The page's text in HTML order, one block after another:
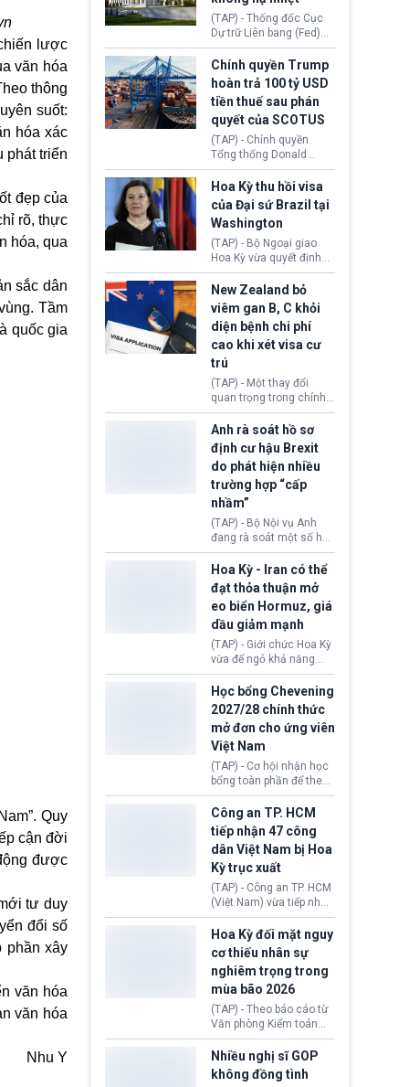
lược
văn hóa
thông
suốt:
hóa xác
phát triển
đẹp của
rõ, thực
hóa, qua
sắc dân
Tầm
quốc gia
Quy
cận đời
được
tư duy
đổi số
phần xây
văn hóa
văn hóa
Nhu Y
Nguyên nhân vì đơn vị
này bị cáo buộc có nhiều
sai sót nghiêm trọng, vi
phạm quy định về an
toàn y tế.
(TAP) - Thống đốc Cục
Dự trữ Liên bang (Fed)
Lisa Cook nói sẽ ủng hộ
tăng lãi suất nếu lạm
phát ở Hoa Kỳ không tiếp
tục giảm trong thời gian
tới.
Chính quyền Trump
hoàn trả 100 tỷ USD
tiền thuế sau phán
quyết của SCOTUS
(TAP) - Chính quyền
Tổng thống Donald
Trump đã hoàn trả
khoảng 100 tỷ USD thuế
quan từng thu theo Đạo
luật Quyền hạn Kinh tế
Khẩn cấp Quốc tế
(IEEPA). Động thái này
diễn ra sau phán quyết
hồi tháng 2 bởi Tòa án
Tối cao Hoa Kỳ
(SCOTUS) khi tuyên bố,
việc áp thuế diện rộng là
hoàn toàn bất hợp pháp.
Hoa Kỳ thu hồi visa
của Đại sứ Brazil tại
Washington
(TAP) - Bộ Ngoại giao
Hoa Kỳ vừa quyết định
thu hồi thị thực (visa)
của bà Maria Luiza
Ribeiro Viotti - Đại sứ
Brazil tại Washington.
Động thái trên diễn ra
trong bối cảnh tranh
chấp ngoại giao giữa
chính quyền Tổng thống
Donald Trump và chính
phủ cánh tả Tổng thống
da Silva đang leo thang
gay gắt.
New Zealand bỏ
viêm gan B, C khỏi
diện bệnh chi phí
cao khi xét visa cư
trú
(TAP) - Một thay đổi
quan trọng trong chính
sách nhập cư của New
Zealand đang mở ra
thêm cơ hội cho nhiều
người muốn định cư. Từ
nay, người mắc viêm
gan B hoặc viêm gan C
sẽ không còn bị mặc
định không đáp ứng tiêu
chuẩn sức khỏe chỉ vì
chi phí điều trị khi nộp hồ
Anh rà soát hồ sơ
định cư hậu Brexit
do phát hiện nhiều
trường hợp “cấp
nhầm”
(TAP) - Bộ Nội vụ Anh
đang rà soát một số hồ
sơ thuộc Chương trình
Định cư EU (EU
Settlement Scheme -
EUSS) sau khi xác định
có trường hợp được cấp
quy chế cư trú hậu
Brexit “do nhầm lẫn”.
Động thái này làm dấy
lên lo ngại về việc thực
thi Thỏa thuận Rút khỏi
Liên minh châu Âu
(Withdrawal
Agreement).
Hoa Kỳ - Iran có thể
đạt thỏa thuận mở
eo biển Hormuz, giá
dầu giảm mạnh
(TAP) - Giới chức Hoa Kỳ
vừa để ngỏ khả năng
sớm đạt thỏa thuận với
Iran nhằm mở lại eo biển
Hormuz, mở đường cho
việc khôi phục hoạt
động hàng hải. Những
tín hiệu ngoại giao tích
cực này lập tức tác động
đến thị trường năng
lượng, kéo giá dầu thế
giới lùi sâu xuống dưới
mức 80 USD/thùng.
Học bổng Chevening
2027/28 chính thức
mở đơn cho ứng viên
Việt Nam
(TAP) - Cơ hội nhận học
bổng toàn phần để theo
học chương trình thạc sĩ
tại Vương quốc Anh đã
chính thức quay trở lại.
Học bổng Chevening
2027/28 của Chính phủ
Anh vừa mở cổng ứng
tuyển dành riêng ứng
viên Việt Nam, hỗ trợ
toàn bộ chi phí học tập
cùng nhiều quyền lợi
trong suốt một năm
học.
Công an TP. HCM
tiếp nhận 47 công
dân Việt Nam bị Hoa
Kỳ trục xuất
(TAP) - Công an TP. HCM
(Việt Nam) vừa tiếp nhận
47 công dân Việt Nam bị
Hoa Kỳ trục xuất về
nước. Đây là đợt có số
lượng lớn nhất từ đầu
năm 2026 đến nay, phản
ánh xu hướng gia tăng
các trường hợp trục
xuất.
Hoa Kỳ đối mặt nguy
cơ thiếu nhân sự
nghiêm trọng trong
mùa bão 2026
(TAP) - Theo báo cáo từ
Văn phòng Kiểm toán
Chính phủ (GAO), Cơ
quan Quản lý Khẩn cấp
Liên bang (FEMA) thuộc
Bộ An ninh Nội địa Hoa
Nhiều nghị sĩ GOP
không đồng tình